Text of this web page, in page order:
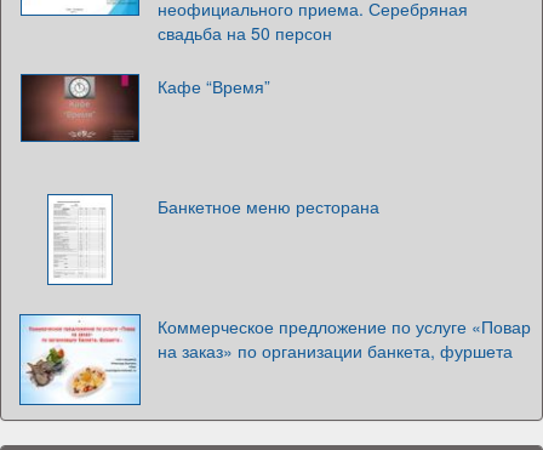
неофициального приема. Серебряная
свадьба на 50 персон
Кафе “Время”
Банкетное меню ресторана
Коммерческое предложение по услуге «Повар
на заказ» по организации банкета, фуршета